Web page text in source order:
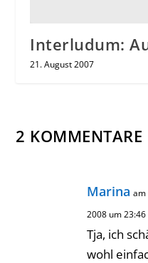
Interludum:
21. August 2007
2 KOMMENTARE
Marina am
2008 um 23:46
Tja, ich
wohl